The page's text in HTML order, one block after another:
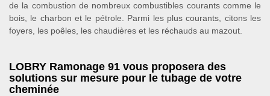
de la combustion de nombreux combustibles courants comme le
bois, le charbon et le pétrole. Parmi les plus courants, citons les
foyers, les poêles, les chaudières et les réchauds au mazout.
LOBRY Ramonage 91 vous proposera des
solutions sur mesure pour le tubage de votre
cheminée